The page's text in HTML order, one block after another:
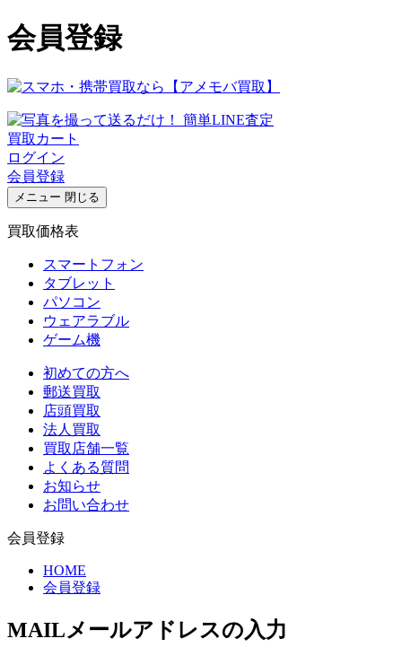
会員登録
買取カート
ログイン
会員登録
メニュー 閉じる
買取価格表
スマートフォン
タブレット
パソコン
ウェアラブル
ゲーム機
初めての方へ
郵送買取
店頭買取
法人買取
買取店舗一覧
よくある質問
お知らせ
お問い合わせ
会員登録
HOME
会員登録
MAILメールアドレスの入力